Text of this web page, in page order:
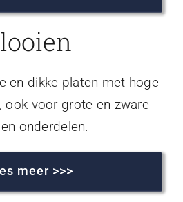
en dikke platen met hoge
ook voor grote en zware
onderdelen.
meer >>>